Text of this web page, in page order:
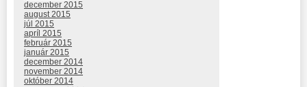
december 2015
august 2015
júl 2015
apríl 2015
február 2015
január 2015
december 2014
november 2014
október 2014